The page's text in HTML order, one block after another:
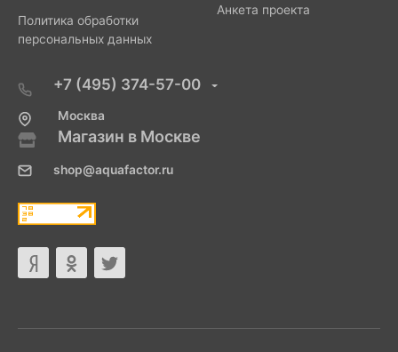
Политика обработки
персональных данных
Анкета проекта
+7 (495) 374-57-00
Москва
Магазин в Москве
shop@aquafactor.ru